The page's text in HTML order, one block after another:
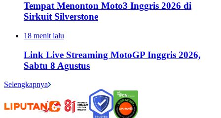
Tempat Menonton Moto3 Inggris 2026 di
Sirkuit Silverstone
18 menit lalu
Link Live Streaming MotoGP Inggris 2026,
Sabtu 8 Agustus
Selengkapnya